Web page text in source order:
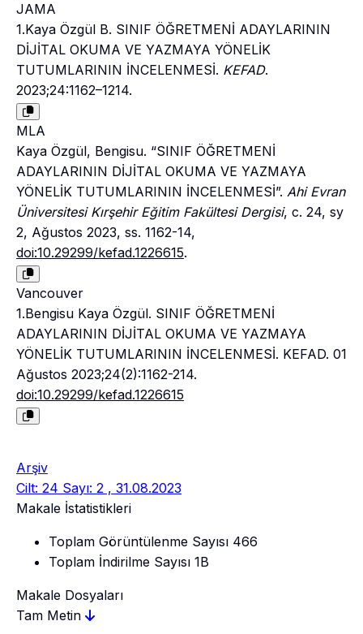
JAMA
1.Kaya Özgül B. SINIF ÖĞRETMENİ ADAYLARININ
DİJİTAL OKUMA VE YAZMAYA YÖNELİK
TUTUMLARININ İNCELENMESİ. KEFAD.
2023;24:1162–1214.
MLA
Kaya Özgül, Bengisu. “SINIF ÖĞRETMENİ
ADAYLARININ DİJİTAL OKUMA VE YAZMAYA
YÖNELİK TUTUMLARININ İNCELENMESİ”. Ahi Evran
Üniversitesi Kırşehir Eğitim Fakültesi Dergisi, c. 24, sy
2, Ağustos 2023, ss. 1162-14,
doi:10.29299/kefad.1226615.
Vancouver
1.Bengisu Kaya Özgül. SINIF ÖĞRETMENİ
ADAYLARININ DİJİTAL OKUMA VE YAZMAYA
YÖNELİK TUTUMLARININ İNCELENMESİ. KEFAD. 01
Ağustos 2023;24(2):1162-214.
doi:10.29299/kefad.1226615
Arşiv
Cilt: 24 Sayı: 2 , 31.08.2023
Makale İstatistikleri
Toplam Görüntülenme Sayısı 466
Toplam İndirilme Sayısı 1B
Makale Dosyaları
Tam Metin